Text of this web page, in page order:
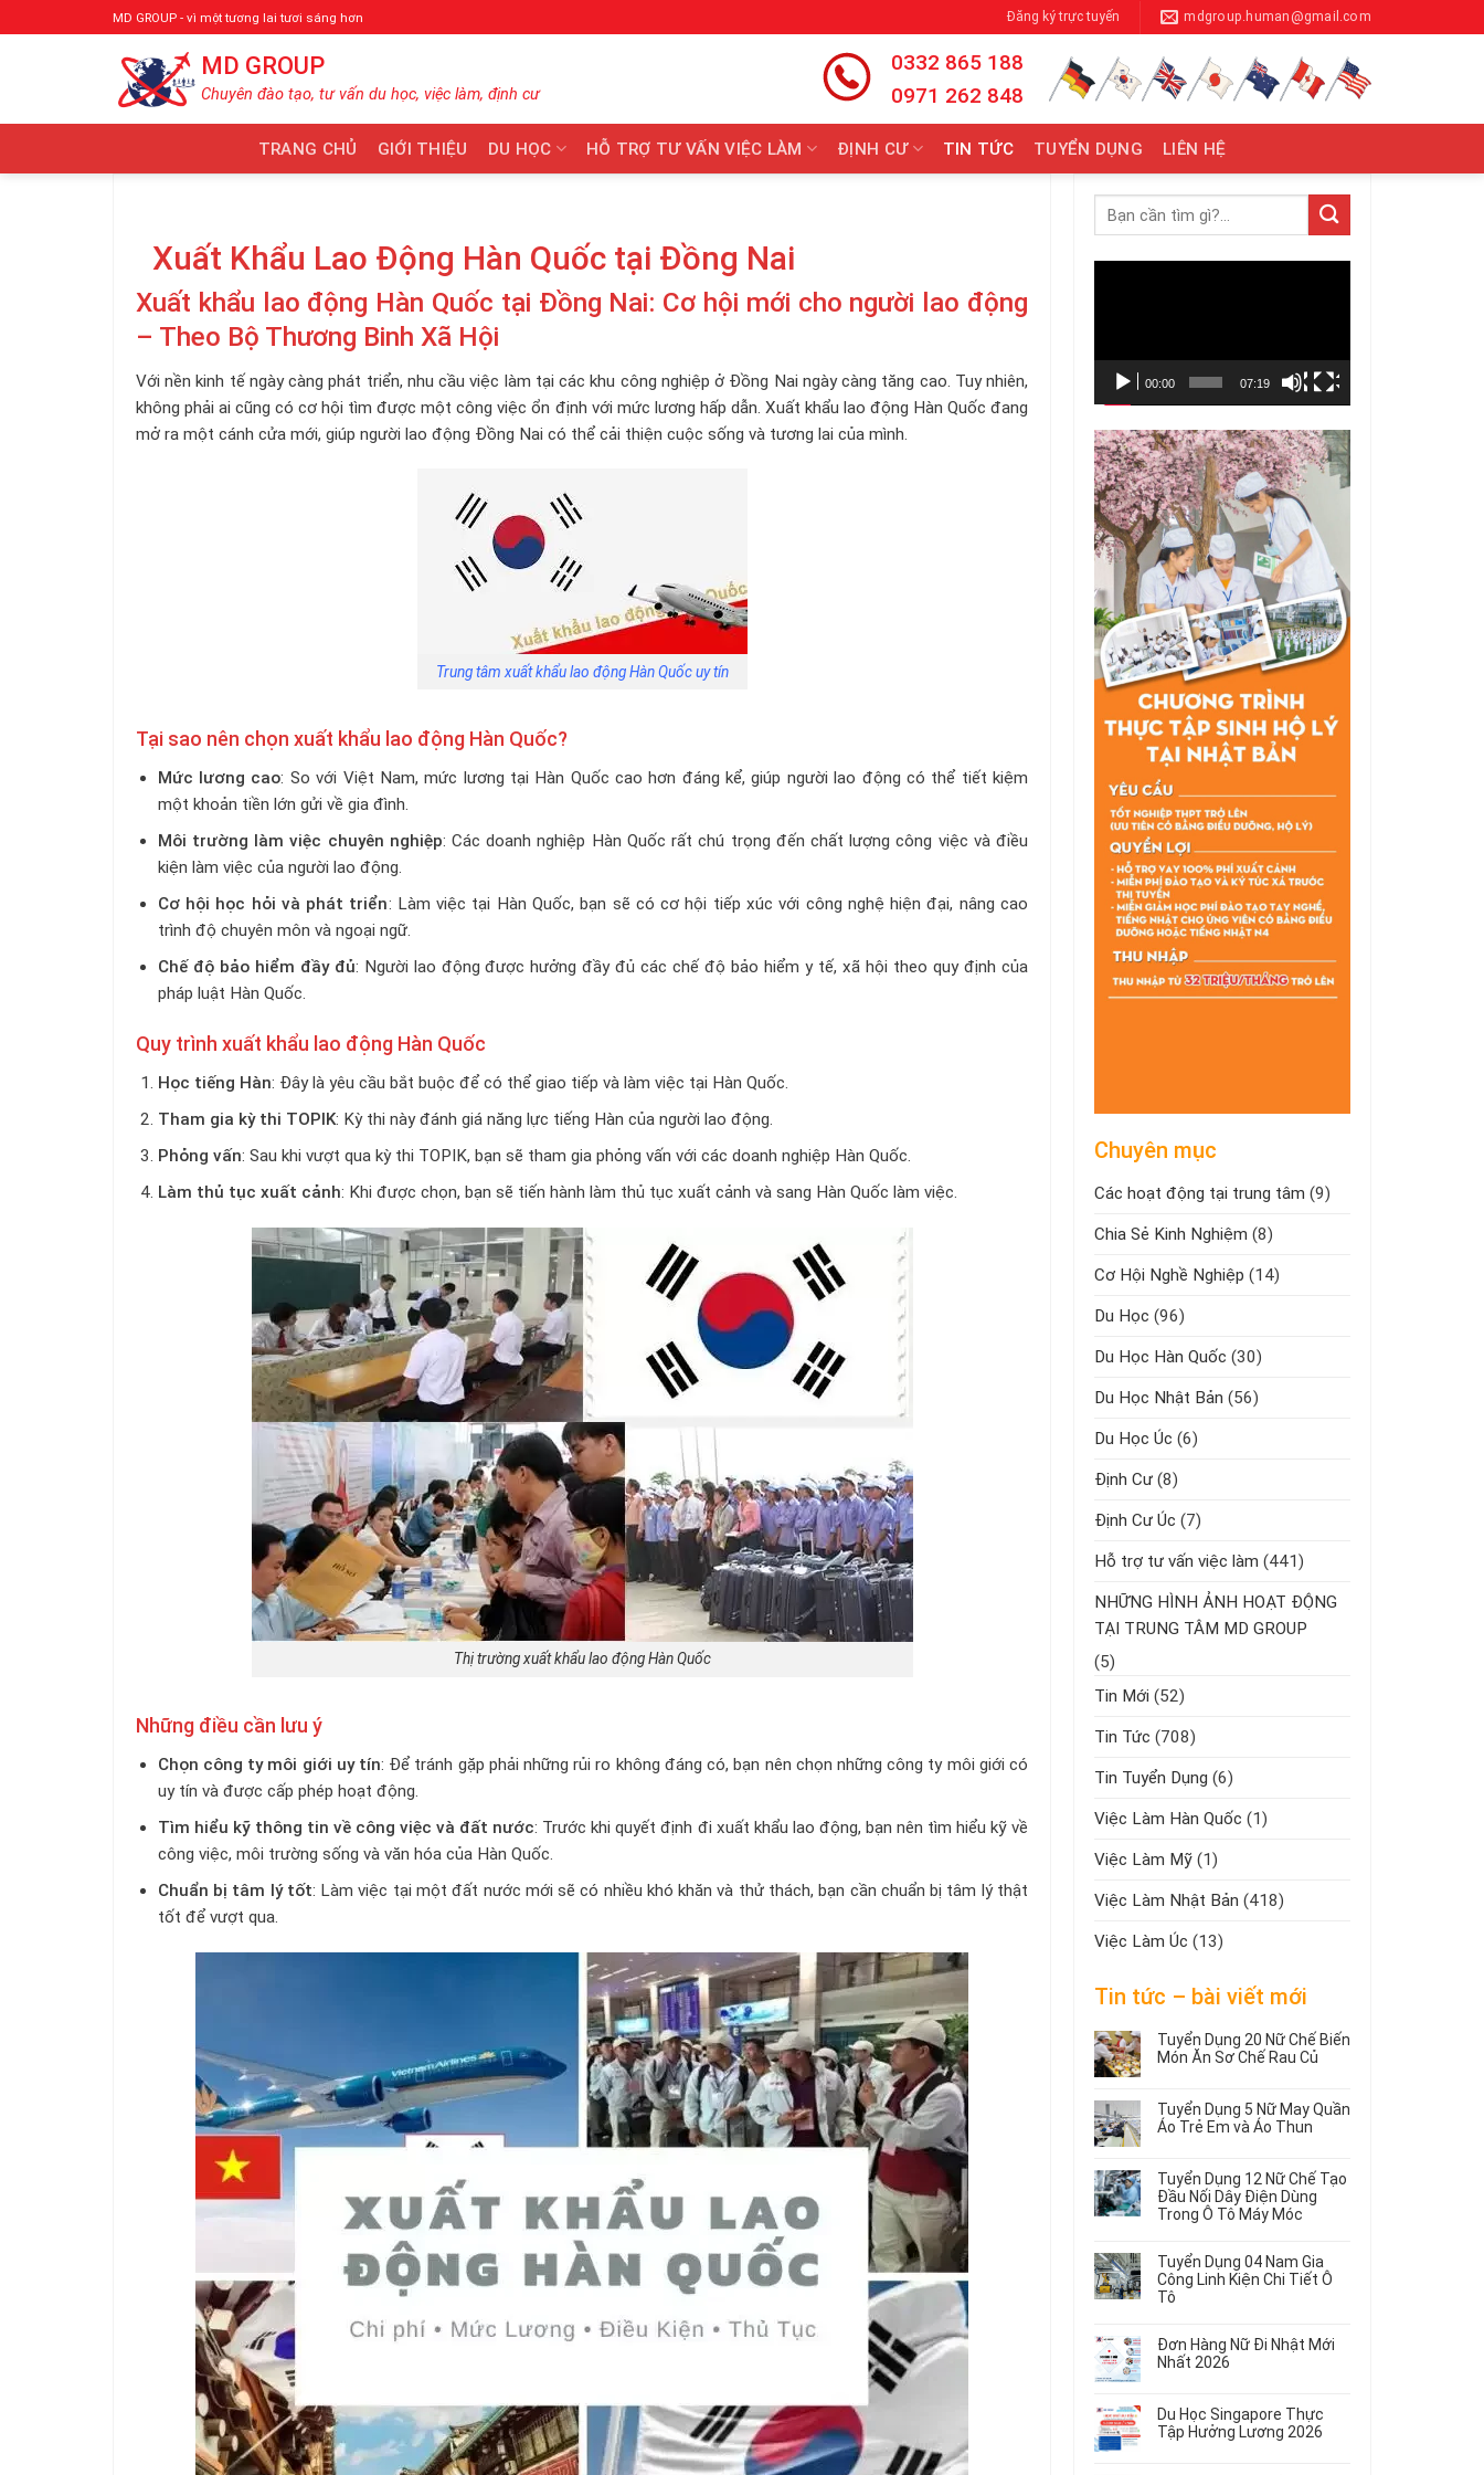
qua
MD GROUP - vì một tương lai tươi sáng hơn Đăng ký trực tuyến mdgroup.human@gmail.com
MD GROUP
Chuyên đào tạo, tư vấn du học, việc làm, định cư
0332 865 188
0971 262 848
TRANG CHỦ GIỚI THIỆU DU HỌC HỖ TRỢ TƯ VẤN VIỆC LÀM ĐỊNH CƯ TIN TỨC TUYỂN DỤNG LIÊN HỆ
Xuất Khẩu Lao Động Hàn Quốc tại Đồng Nai
Xuất khẩu lao động Hàn Quốc tại Đồng Nai: Cơ hội mới cho người lao động
– Theo Bộ Thương Binh Xã Hội
Với nền kinh tế ngày càng phát triển, nhu cầu việc làm tại các khu công nghiệp ở Đồng Nai ngày càng tăng cao. Tuy nhiên,
không phải ai cũng có cơ hội tìm được một công việc ổn định với mức lương hấp dẫn. Xuất khẩu lao động Hàn Quốc đang
mở ra một cánh cửa mới, giúp người lao động Đồng Nai có thể cải thiện cuộc sống và tương lai của mình.
Trung tâm xuất khẩu lao động Hàn Quốc uy tín
Tại sao nên chọn xuất khẩu lao động Hàn Quốc?
Mức lương cao: So với Việt Nam, mức lương tại Hàn Quốc cao hơn đáng kể, giúp người lao động có thể tiết kiệm
một khoản tiền lớn gửi về gia đình.
Môi trường làm việc chuyên nghiệp: Các doanh nghiệp Hàn Quốc rất chú trọng đến chất lượng công việc và điều
kiện làm việc của người lao động.
Cơ hội học hỏi và phát triển: Làm việc tại Hàn Quốc, bạn sẽ có cơ hội tiếp xúc với công nghệ hiện đại, nâng cao
trình độ chuyên môn và ngoại ngữ.
Chế độ bảo hiểm đầy đủ: Người lao động được hưởng đầy đủ các chế độ bảo hiểm y tế, xã hội theo quy định của
pháp luật Hàn Quốc.
Quy trình xuất khẩu lao động Hàn Quốc
Học tiếng Hàn: Đây là yêu cầu bắt buộc để có thể giao tiếp và làm việc tại Hàn Quốc.
Tham gia kỳ thi TOPIK: Kỳ thi này đánh giá năng lực tiếng Hàn của người lao động.
Phỏng vấn: Sau khi vượt qua kỳ thi TOPIK, bạn sẽ tham gia phỏng vấn với các doanh nghiệp Hàn Quốc.
Làm thủ tục xuất cảnh: Khi được chọn, bạn sẽ tiến hành làm thủ tục xuất cảnh và sang Hàn Quốc làm việc.
Thị trường xuất khẩu lao động Hàn Quốc
Những điều cần lưu ý
Chọn công ty môi giới uy tín: Để tránh gặp phải những rủi ro không đáng có, bạn nên chọn những công ty môi giới có
uy tín và được cấp phép hoạt động.
Tìm hiểu kỹ thông tin về công việc và đất nước: Trước khi quyết định đi xuất khẩu lao động, bạn nên tìm hiểu kỹ về
công việc, môi trường sống và văn hóa của Hàn Quốc.
Chuẩn bị tâm lý tốt: Làm việc tại một đất nước mới sẽ có nhiều khó khăn và thử thách, bạn cần chuẩn bị tâm lý thật
tốt để vượt qua.
00:00 07:19
Chuyên mục
Các hoạt động tại trung tâm (9)
Chia Sẻ Kinh Nghiệm (8)
Cơ Hội Nghề Nghiệp (14)
Du Học (96)
Du Học Hàn Quốc (30)
Du Học Nhật Bản (56)
Du Học Úc (6)
Định Cư (8)
Định Cư Úc (7)
Hỗ trợ tư vấn việc làm (441)
NHỮNG HÌNH ẢNH HOẠT ĐỘNG
TẠI TRUNG TÂM MD GROUP
(5)
Tin Mới (52)
Tin Tức (708)
Tin Tuyển Dụng (6)
Việc Làm Hàn Quốc (1)
Việc Làm Mỹ (1)
Việc Làm Nhật Bản (418)
Việc Làm Úc (13)
Tin tức – bài viết mới
Tuyển Dụng 20 Nữ Chế Biến
Món Ăn Sơ Chế Rau Củ
có
bình
luận
Tuyển
Dụng
20
Nữ
Biến
Món
Ăn
Rau
Củ
Tuyển Dụng 5 Nữ May Quần
Áo Trẻ Em và Áo Thun
có
bình
luận
ở
Dụng
5
Nữ
May
Áo
Trẻ
Áo
Thun
Tuyển Dụng 12 Nữ Chế Tạo
Đầu Nối Dây Điện Dùng
Trong Ô Tô Máy Móc
có
bình
luận
ở
Dụng
12
Tạo
Đầu
Tuyển Dụng 04 Nam Gia
Công Linh Kiện Chi Tiết Ô
Tô
có
bình
luận
Tuyển
Dụng
04
Đơn Hàng Nữ Đi Nhật Mới
Nhất 2026
có
bình
luận
Du Học Singapore Thực
Tập Hưởng Lương 2026